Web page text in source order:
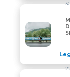
MAPEI